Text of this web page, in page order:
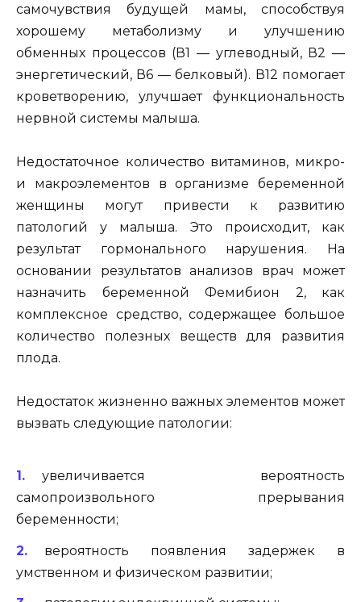
самочувствия будущей мамы, способствуя
хорошему метаболизму и улучшению
обменных процессов (В1 — углеводный, В2 —
энергетический, В6 — белковый). В12 помогает
кроветворению, улучшает функциональность
нервной системы малыша.
Недостаточное количество витаминов, микро-
и макроэлементов в организме беременной
женщины могут привести к развитию
патологий у малыша. Это происходит, как
результат гормонального нарушения. На
основании результатов анализов врач может
назначить беременной Фемибион 2, как
комплексное средство, содержащее большое
количество полезных веществ для развития
плода.
Недостаток жизненно важных элементов может
вызвать следующие патологии:
увеличивается вероятность
самопроизвольного прерывания
беременности;
вероятность появления задержек в
умственном и физическом развитии;